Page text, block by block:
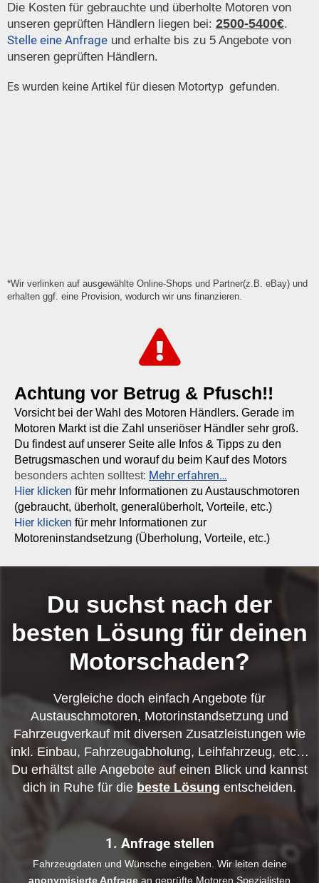
Die Kosten für gebrauchte und überholte Motoren von
unseren geprüften Händlern liegen bei: 2500-5400€.
Stelle eine Anfrage und erhalte bis zu 5 Angebote von
unseren geprüften Händlern.
Es wurden keine Artikel für diesen Motortyp gefunden.
*Wir verlinken auf ausgewählte Online-Shops und Partner(z.B. eBay) und
erhalten ggf. eine Provision, wodurch wir uns finanzieren.
Achtung vor Betrug & Pfusch!!
Vorsicht bei der Wahl des Motoren Händlers. Gerade im
Motoren Markt ist die Zahl unseriöser Händler sehr groß.
Du findest auf unserer Seite alle Infos & Tipps zu den
Betrugsmaschen und worauf du beim Kauf des Motors
besonders achten solltest: Mehr erfahren…
Hier klicken für mehr Informationen zu Austauschmotoren
(gebraucht, überholt, generalüberholt, Vorteile, etc.)
Hier klicken für mehr Informationen zur
Motoreninstandsetzung (Überholung, Vorteile, etc.)
Du suchst nach der
besten Lösung für deinen
Motorschaden?
Vergleiche doch einfach Angebote für
Austauschmotoren, Motorinstandsetzung und
Fahrzeugverkauf mit diversen Zusatzleistungen wie
inkl. Einbau, Fahrzeugabholung, Leihfahrzeug, etc…
Du erhältst alle Angebote auf einen Blick und kannst
dich in Ruhe für die beste Lösung entscheiden.
1. Anfrage stellen
Fahrzeugdaten und Wünsche eingeben. Wir leiten deine
anonymisierte Anfrage an geprüfte Motoren Spezialisten